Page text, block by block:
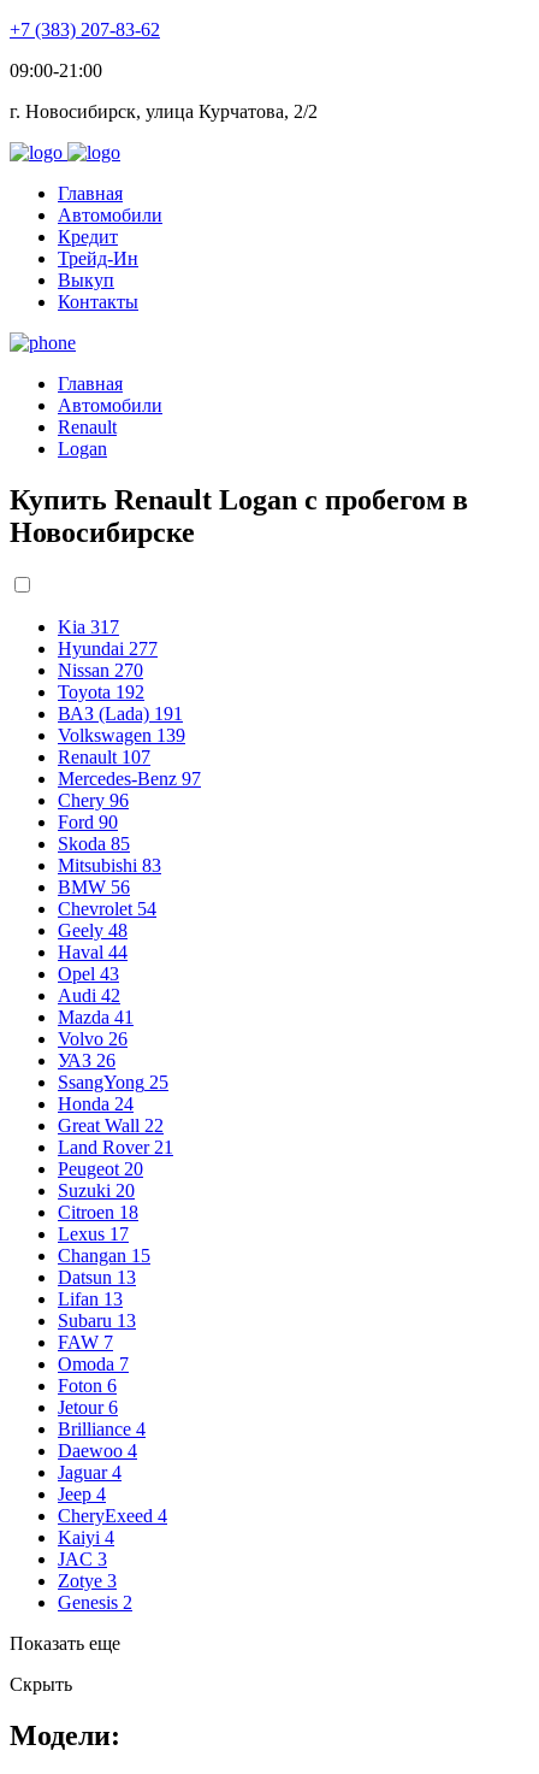
+7 (383) 207-83-62
09:00-21:00
г. Новосибирск, улица Курчатова, 2/2
Главная
Автомобили
Кредит
Трейд-Ин
Выкуп
Контакты
Главная
Автомобили
Renault
Logan
Купить Renault Logan с пробегом в
Новосибирске
Kia 317
Hyundai 277
Nissan 270
Toyota 192
ВАЗ (Lada) 191
Volkswagen 139
Renault 107
Mercedes-Benz 97
Chery 96
Ford 90
Skoda 85
Mitsubishi 83
BMW 56
Chevrolet 54
Geely 48
Haval 44
Opel 43
Audi 42
Mazda 41
Volvo 26
УАЗ 26
SsangYong 25
Honda 24
Great Wall 22
Land Rover 21
Peugeot 20
Suzuki 20
Citroen 18
Lexus 17
Changan 15
Datsun 13
Lifan 13
Subaru 13
FAW 7
Omoda 7
Foton 6
Jetour 6
Brilliance 4
Daewoo 4
Jaguar 4
Jeep 4
CheryExeed 4
Kaiyi 4
JAC 3
Zotye 3
Genesis 2
Показать еще
Скрыть
Модели: